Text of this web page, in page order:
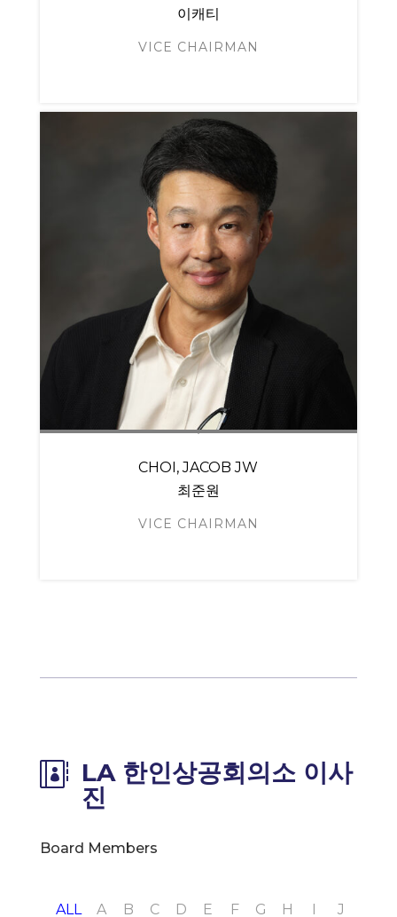
이캐티
VICE CHAIRMAN
CHOI, JACOB JW
최준원
VICE CHAIRMAN
 LA 한인상공회의소 이사
진
Board Members
ALL A B C D E F G H
J